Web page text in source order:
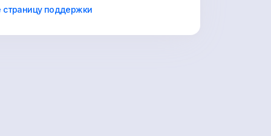
страницу поддержки